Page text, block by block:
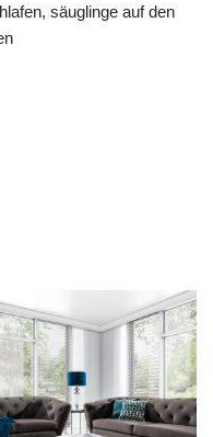
säuglinge auf den